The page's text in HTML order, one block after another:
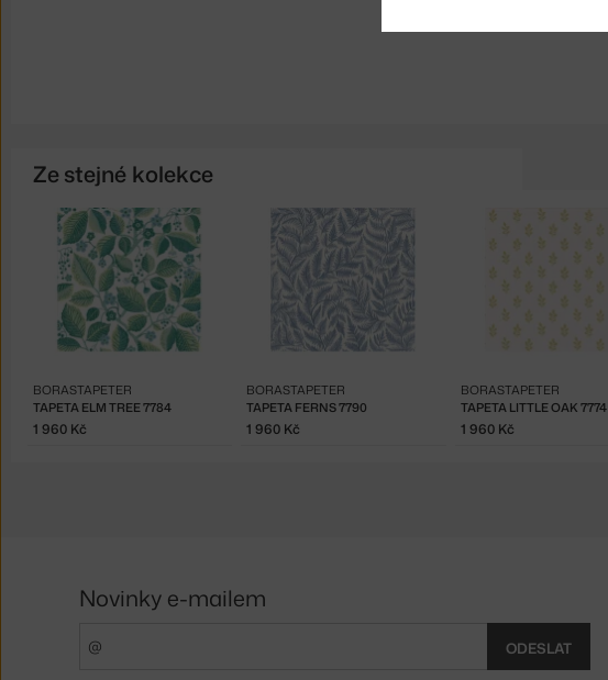
Ze stejné kolekce
TAPETA ELM TREE 7784
BORASTAPETER
1 960 Kč
TAPETA FERNS 7790
BORASTAPETER
1 960 Kč
TAPETA LITTLE OAK 7774
BORASTAPETER
1 960 Kč
Novinky e-mailem
ODESLAT